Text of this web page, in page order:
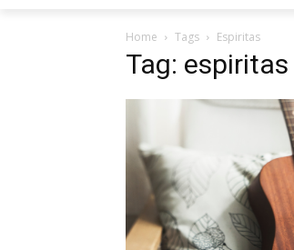
Home Tags Espiritas
Tag: espiritas